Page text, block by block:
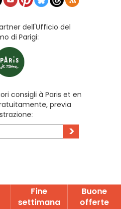
dell'Ufficio del
di Parigi:
consigli à Paris et en
previa
>
Fine
settimana
Buone
offerte